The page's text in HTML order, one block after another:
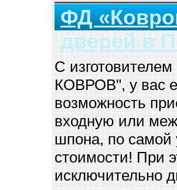
ФД
дверей в
С
КОВРОВ", у вас
возможность
входную или
шпона, по самой
стоимости! При
исключительно